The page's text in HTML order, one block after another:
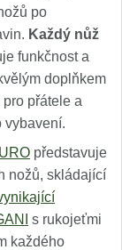
po
Každý nůž
funkčnost a
doplňkem
přátele a
vybavení.
představuje
nožů, skládající
s rukojeťmi
každého